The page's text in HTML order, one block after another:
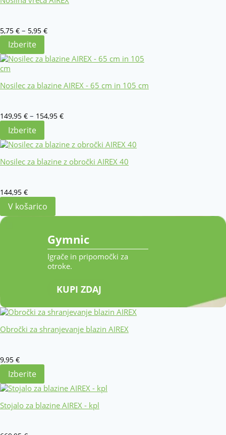
5,75 € – 5,95 €Cenovni
5,75 €
Izberite
Nosilec za blazine AIREX - 65 cm in 105 cm
149,95 € – 154,95 €Cenovni
149,95 €
154,95 €
Izberite
Nosilec za blazine z obročki AIREX 40
144,95 €
V košarico
Gymnic
Igrače in pripomočki za
otroke.
KUPI ZDAJ
Obročki za shranjevanje blazin AIREX
9,95 €
Izberite
Stojalo za blazine AIREX - kpl